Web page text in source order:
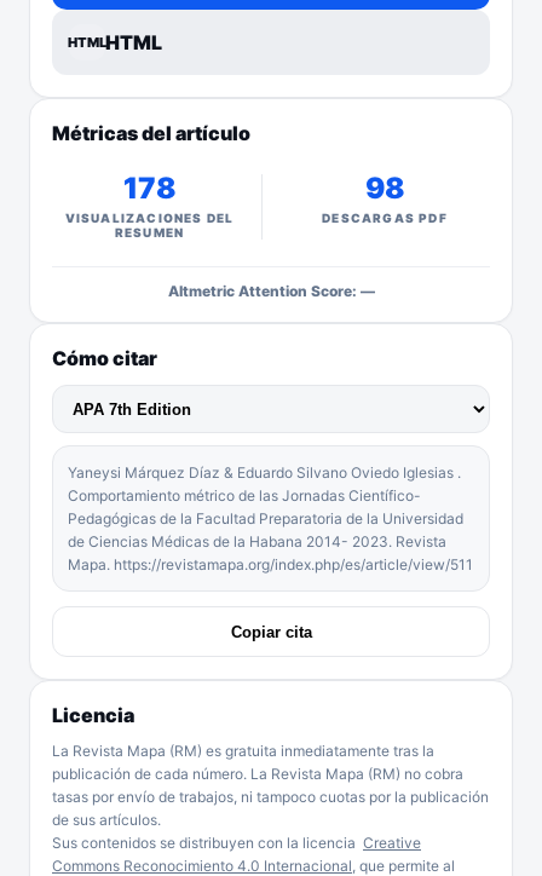
HTMLHTML
Métricas del artículo
178
VISUALIZACIONES DEL
RESUMEN
98
DESCARGAS PDF
Altmetric Attention Score: —
Cómo citar
Yaneysi Márquez Díaz & Eduardo Silvano Oviedo Iglesias .
Comportamiento métrico de las Jornadas Científico-
Pedagógicas de la Facultad Preparatoria de la Universidad
de Ciencias Médicas de la Habana 2014- 2023. Revista
Mapa. https://revistamapa.org/index.php/es/article/view/511
Copiar cita
Licencia
La Revista Mapa (RM) es gratuita inmediatamente tras la
publicación de cada número. La Revista Mapa (RM) no cobra
tasas por envío de trabajos, ni tampoco cuotas por la publicación
de sus artículos.
Sus contenidos se distribuyen con la licencia Creative
Commons Reconocimiento 4.0 Internacional, que permite al